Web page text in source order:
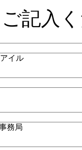
記入
イル
務局